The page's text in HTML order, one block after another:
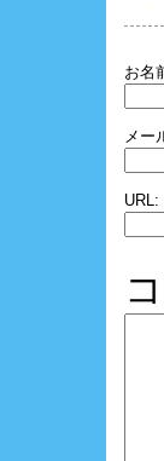
お名
メー
URL: